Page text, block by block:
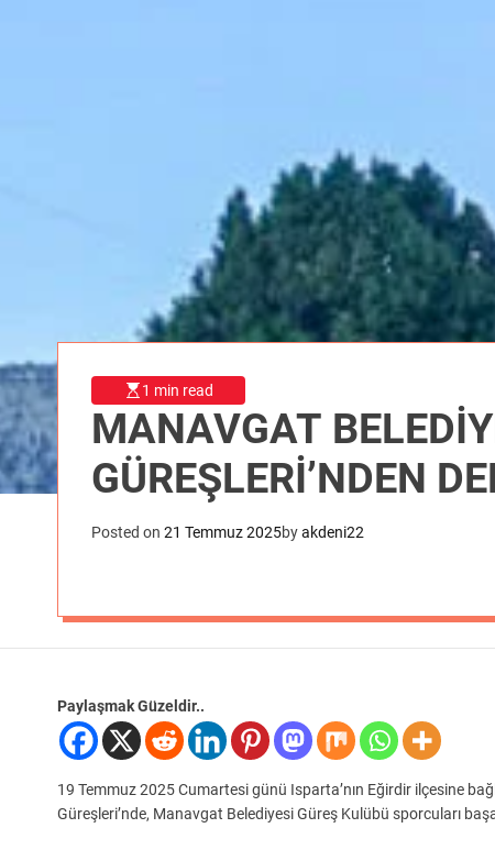
1 min read
MANAVGAT
GÜREŞLERİ’NDEN
Posted on 21 Temmuz 2025byakdeni22
Paylaşmak Güzeldir..
19 Temmuz 2025 Cumartesi günü Isparta’nın Eğirdir ilçesine
Güreşleri’nde, Manavgat Belediyesi Güreş Kulübü sporcuları